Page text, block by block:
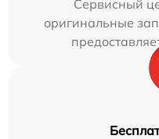
Сервисный
оригинальные